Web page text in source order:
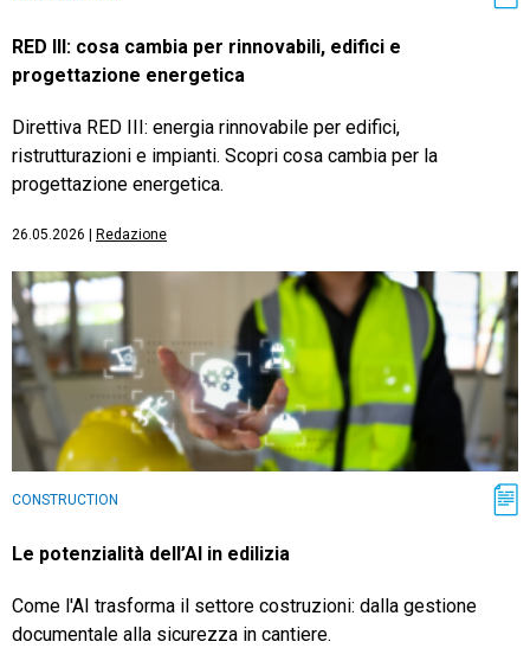
RED III: cosa cambia per rinnovabili, edifici e
progettazione energetica
Direttiva RED III: energia rinnovabile per edifici,
ristrutturazioni e impianti. Scopri cosa cambia per la
progettazione energetica.
26.05.2026 Redazione
CONSTRUCTION
Le potenzialità dell’AI in edilizia
Come l'AI trasforma il settore costruzioni: dalla gestione
documentale alla sicurezza in cantiere.